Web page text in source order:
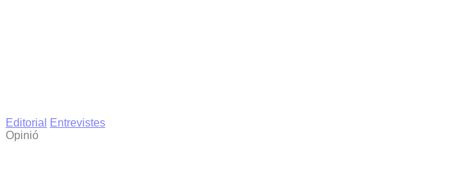
Editorial
Entrevistes
Opinió